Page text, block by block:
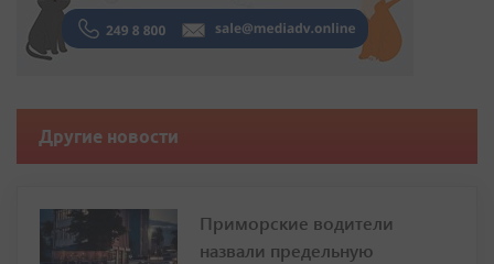
Другие новости
Приморские водители
назвали предельную